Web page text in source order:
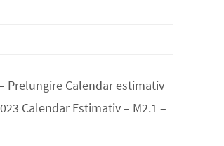
Prelungire Calendar estimativ
Calendar Estimativ – M2.1 –